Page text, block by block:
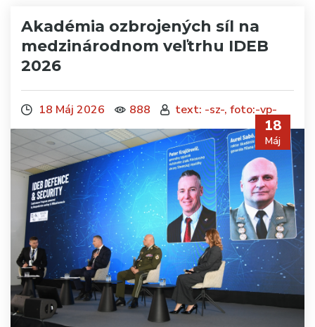
Akadémia ozbrojených síl na
medzinárodnom veľtrhu IDEB
2026
18 Máj 2026 888 text: -sz-, foto:-vp-
18
Máj